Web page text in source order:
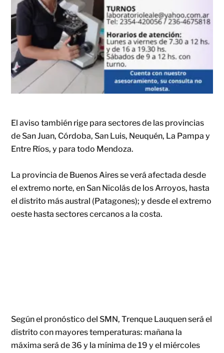
El aviso también rige para sectores de las provincias
de San Juan, Córdoba, San Luis, Neuquén, La Pampa y
Entre Ríos, y para todo Mendoza.
La provincia de Buenos Aires se verá afectada desde
el extremo norte, en San Nicolás de los Arroyos, hasta
el distrito más austral (Patagones); y desde el extremo
oeste hasta sectores cercanos a la costa.
Según el pronóstico del SMN, Trenque Lauquen será el
distrito con mayores temperaturas: mañana la
máxima será de 36 y la mínima de 19 y el miércoles